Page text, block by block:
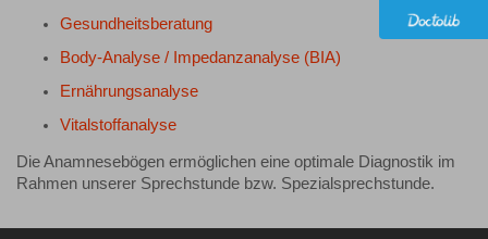
Gesundheitsberatung
Body-Analyse / Impedanzanalyse (BIA)
Ernährungsanalyse
Vitalstoffanalyse
Die Anamnesebögen ermöglichen eine optimale Diagnostik im
Rahmen unserer Sprechstunde bzw. Spezialsprechstunde.